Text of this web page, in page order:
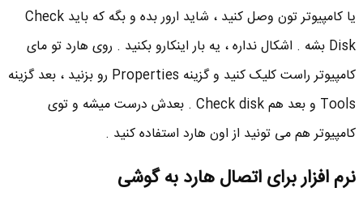
یا کامپیوتر تون وصل کنید ، شاید ارور بده و بگه که باید Check
Disk بشه . اشکال نداره ، یه بار اینکارو بکنید . روی هارد تو مای
کامپیوتر راست کلیک کنید و گزینه Properties رو بزنید ، بعد گزینه
Tools و بعد هم Check disk . بعدش درست میشه و توی
کامپیوتر هم می تونید از اون هارد استفاده کنید .
نرم افزار برای اتصال هارد به گوشی